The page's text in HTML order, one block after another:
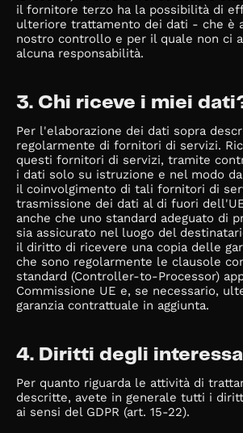
il fornitore terzo ha la possibilità di
ulteriore trattamento dei dati - che è
nostro controllo e per il quale non ci
alcuna responsabilità.
3. Chi riceve i miei
Per l'elaborazione dei dati sopra
regolarmente di fornitori di servizi.
questi fornitori di servizi, tramite
i dati solo su istruzione e nel modo
il coinvolgimento di tali fornitori di
trasmissione dei dati al di fuori
anche che uno standard adeguato di
sia assicurato nel luogo del
il diritto di ricevere una copia delle
che sono regolarmente le clausole
standard (Controller-to-Processor)
Commissione UE e, se necessario,
garanzia contrattuale in aggiunta.
4. Diritti degli
Per quanto riguarda le attività di
descritte, avete in generale tutti i
ai sensi del GDPR (art. 15-22).